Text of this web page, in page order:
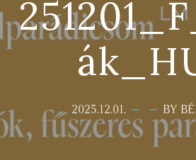
2025.12.01. BY